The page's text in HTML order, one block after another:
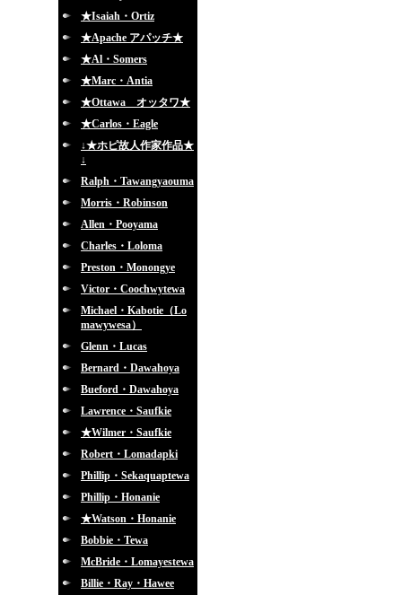
★Isaiah・Ortiz
★Apache アパッチ★
★Al・Somers
★Marc・Antia
★Ottawa オッタワ★
★Carlos・Eagle
↓★ホピ故人作家作品★
↓
Ralph・Tawangyaouma
Morris・Robinson
Allen・Pooyama
Charles・Loloma
Preston・Monongye
Victor・Coochwytewa
Michael・Kabotie（Lo
mawywesa）
Glenn・Lucas
Bernard・Dawahoya
Bueford・Dawahoya
Lawrence・Saufkie
★Wilmer・Saufkie
Robert・Lomadapki
Phillip・Sekaquaptewa
Phillip・Honanie
★Watson・Honanie
Bobbie・Tewa
McBride・Lomayestewa
Billie・Ray・Hawee